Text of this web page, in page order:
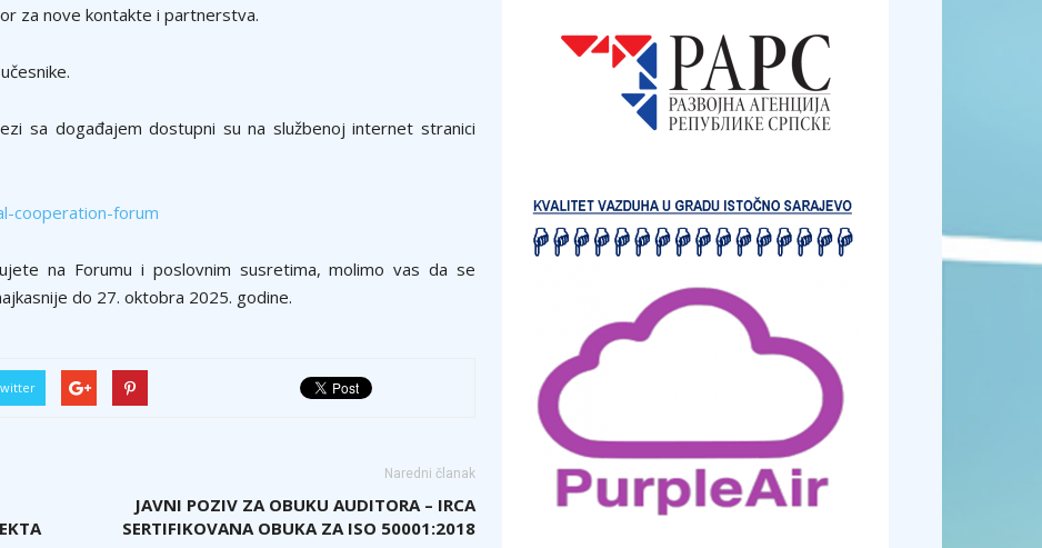
za nove kontakte i partnerstva.
sa događajem dostupni su na službenoj internet stranici
cooperation-forum
na Forumu i poslovnim susretima, molimo vas da se
do 27. oktobra 2025. godine.
Naredni članak
JAVNI POZIV ZA OBUKU AUDITORA – IRCA
SERTIFIKOVANA OBUKA ZA ISO 50001:2018